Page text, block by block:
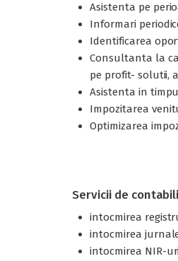
Asistenta pe
Informari
Identificarea
Consultanta la
pe profit- solutii,
Asistenta in
Impozitarea
Optimizarea
Servicii de
intocmirea
intocmirea
intocmirea NIR-